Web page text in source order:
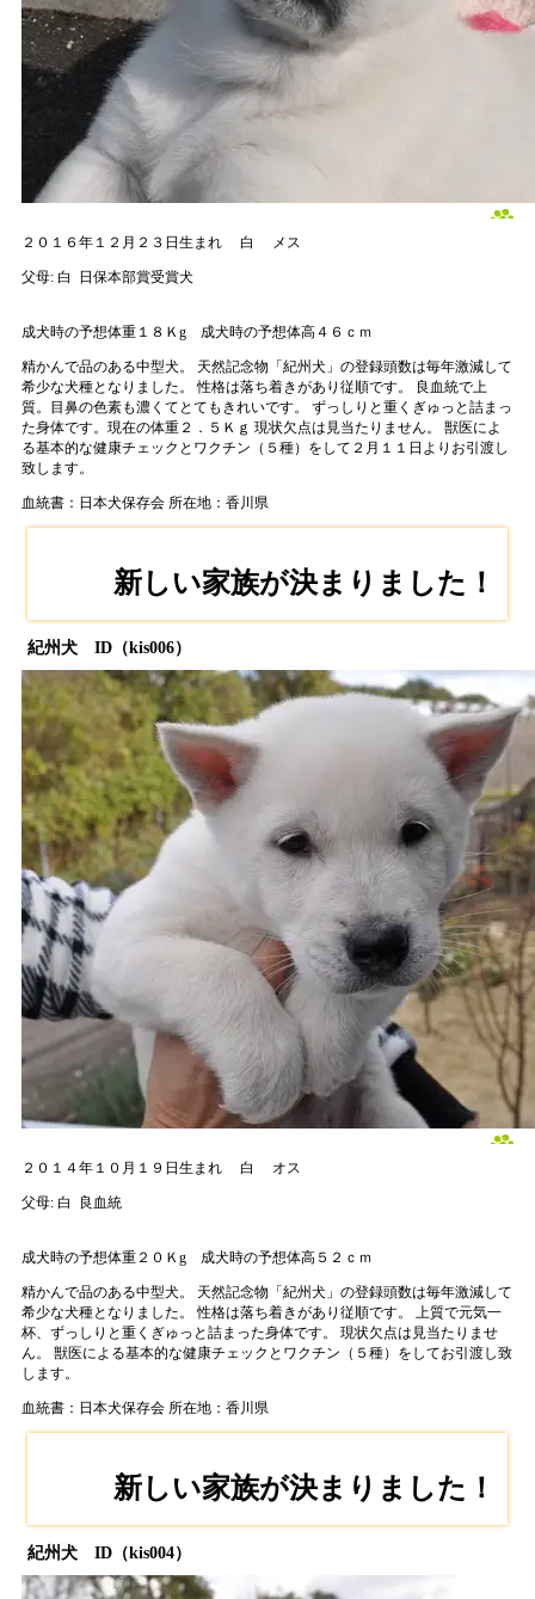
２０１６年１２月２３日生まれ 白 メス
父母: 白 日保本部賞受賞犬
成犬時の予想体重１８Ｋg 成犬時の予想体高４６ｃｍ
精かんで品のある中型犬。 天然記念物「紀州犬」の登録頭数は毎年激減して
希少な犬種となりました。 性格は落ち着きがあり従順です。 良血統で上
質。目鼻の色素も濃くてとてもきれいです。 ずっしりと重くぎゅっと詰まっ
た身体です。現在の体重２．５Ｋｇ 現状欠点は見当たりません。 獣医によ
る基本的な健康チェックとワクチン（５種）をして２月１１日よりお引渡し
致します。
血統書：日本犬保存会 所在地：香川県
新しい家族が決まりました！
紀州犬 ID（kis006）
２０１４年１０月１９日生まれ 白 オス
父母: 白 良血統
成犬時の予想体重２０Ｋg 成犬時の予想体高５２ｃｍ
精かんで品のある中型犬。 天然記念物「紀州犬」の登録頭数は毎年激減して
希少な犬種となりました。 性格は落ち着きがあり従順です。 上質で元気一
杯、ずっしりと重くぎゅっと詰まった身体です。 現状欠点は見当たりませ
ん。 獣医による基本的な健康チェックとワクチン（５種）をしてお引渡し致
します。
血統書：日本犬保存会 所在地：香川県
新しい家族が決まりました！
紀州犬 ID（kis004）